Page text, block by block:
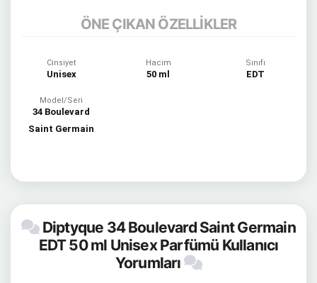
ÖNE ÇIKAN ÖZELLİKLER
Cinsiyet
Unisex
Hacim
50 ml
Sınıfı
EDT
Model/Seri
34 Boulevard
Saint Germain
Diptyque 34 Boulevard Saint Germain
EDT 50 ml Unisex Parfümü Kullanıcı
Yorumları